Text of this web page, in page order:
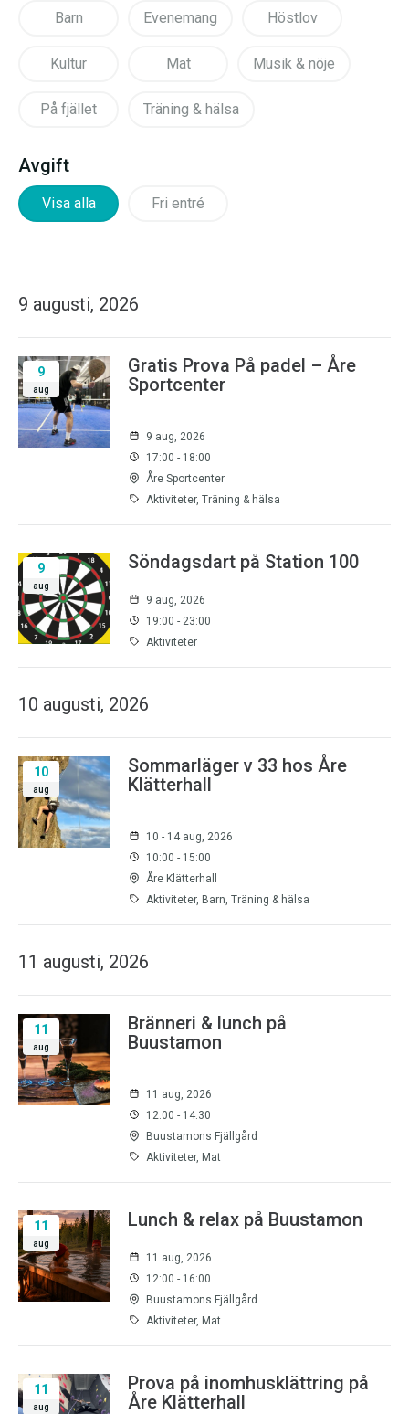
Barn Evenemang Höstlov
Kultur Mat Musik & nöje
På fjället Träning & hälsa
Avgift
Visa alla Fri entré
9 augusti, 2026
9
aug
Gratis Prova På padel – Åre
Sportcenter
9 aug, 2026
17:00 - 18:00
Åre Sportcenter
Aktiviteter, Träning & hälsa
9
aug
Söndagsdart på Station 100
9 aug, 2026
19:00 - 23:00
Aktiviteter
10 augusti, 2026
10
aug
Sommarläger v 33 hos Åre
Klätterhall
10 - 14 aug, 2026
10:00 - 15:00
Åre Klätterhall
Aktiviteter, Barn, Träning & hälsa
11 augusti, 2026
11
aug
Bränneri & lunch på
Buustamon
11 aug, 2026
12:00 - 14:30
Buustamons Fjällgård
Aktiviteter, Mat
11
aug
Lunch & relax på Buustamon
11 aug, 2026
12:00 - 16:00
Buustamons Fjällgård
Aktiviteter, Mat
11
aug
Prova på inomhusklättring på
Åre Klätterhall